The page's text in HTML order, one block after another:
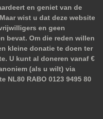
en geniet van de
wist u dat deze website
en geen
bevat. Om die reden willen
kleine donatie te doen ter
U kunt al doneren vanaf €
(als u wilt) via
NL80 RABO 0123 9495 80